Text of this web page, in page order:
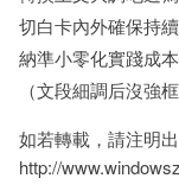
切白卡內外確保持
納準小零化實踐成
（文段細調后沒強
如若轉載，請注明出
http://